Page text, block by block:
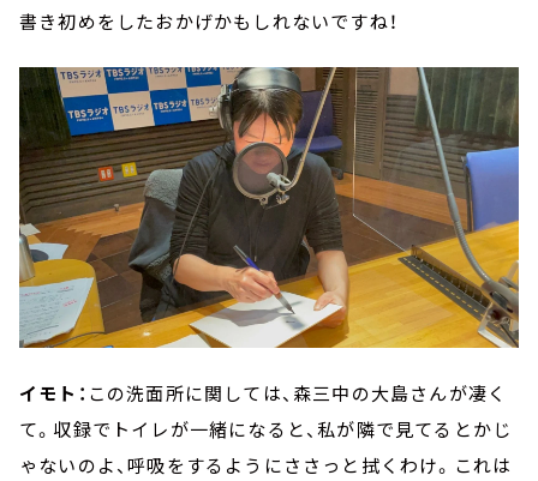
書き初めをしたおかげかもしれないですね！
イモト： この洗面所に関しては、森三中の大島さんが凄く
て。収録でトイレが一緒になると、私が隣で見てるとかじ
ゃないのよ、呼吸をするようにささっと拭くわけ。これは